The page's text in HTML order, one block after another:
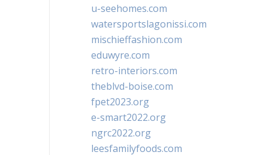
u-seehomes.com
watersportslagonissi.com
mischieffashion.com
eduwyre.com
retro-interiors.com
theblvd-boise.com
fpet2023.org
e-smart2022.org
ngrc2022.org
leesfamilyfoods.com